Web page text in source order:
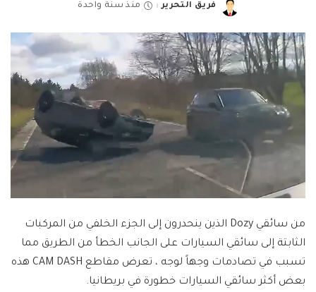
Posted
فريق التحرير منذ سنة واحدة
من سائقي Dozy الذين ينحدرون إلى الجزء الخلفي من المركبات
الثابتة إلى سائقي السيارات على الجانب الخطأ من الطريق مما
تسبب في تصادمات وجهاً لوجه ، تعرض مقاطع CAM DASH هذه
بعض أكثر سائقي السيارات خطورة في بريطانيا.